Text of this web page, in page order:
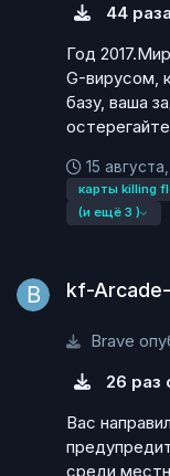
44
Год
G-вирусом,
базу, ваша
15
карты killing
(и ещё 3 )
kf-
Brave
26 раз
Вас
среди